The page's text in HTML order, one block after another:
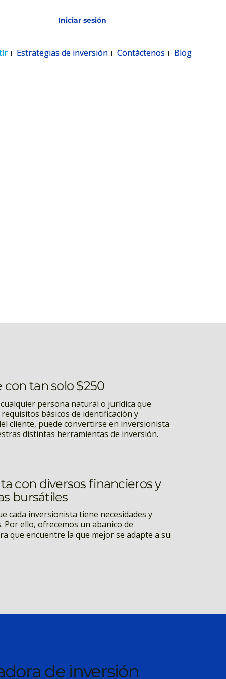
Estrategias de inversión Contáctenos Blog
Estrategias de inversión Contáctenos Blog
Iniciar sesión
con tan solo $250
cualquier persona natural o jurídica que
básicos de identificación y
cliente, puede convertirse en inversionista
distintas herramientas de inversión.
con diversos financieros y
bursátiles
cada inversionista tiene necesidades y
Por ello, ofrecemos un abanico de
que encuentre la que mejor se adapte a su
de inversión